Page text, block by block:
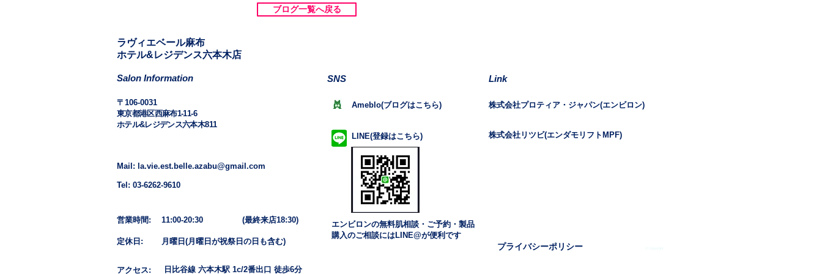
ブログ一覧へ戻る
​​ラヴィエベール麻布
​ホテル&レジデンス六本木店
Salon Information
​〒106-0031
東京都港区西麻布1-11-6
ホテル&レジデンス六本木811
Mail: la.vie.est.belle.azabu@gmail.com
Tel: 03-6262-9610
営業時間: 11:00-20:30 (最終来店18:30)
定休日: 月曜日​(月曜日が祝祭日の日も含む)
アクセス: 日比谷線 六本木駅 1c/2番出口 徒歩6分
SNS
Ameblo(ブログはこちら)
LINE(登録はこちら)
エンビロンの無料肌相談・ご予約・製品
購入のご相談にはLINE@が便利です
Link
株式会社プロティア・ジャパン(エンビロン)
株式会社リツビ(エンダモリフトMPF)
プライバシーポリシー